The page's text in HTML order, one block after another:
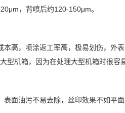
，背喷后约120-150μm。
高，喷涂返工率高，极易划伤，外
型机箱，因为在处理大型机箱时很容
面油污不易去除，丝印效果不如平面